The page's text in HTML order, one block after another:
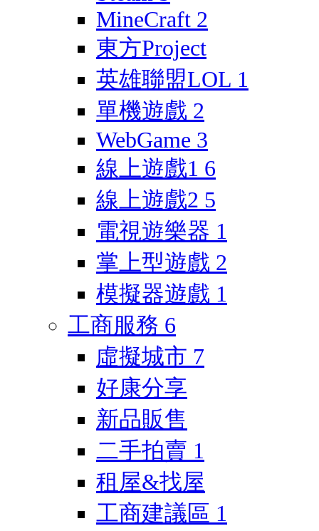
MineCraft 2
東方Project
英雄聯盟LOL 1
單機遊戲 2
WebGame 3
線上遊戲1 6
線上遊戲2 5
電視遊樂器 1
掌上型遊戲 2
模擬器遊戲 1
工商服務 6
虛擬城市 7
好康分享
新品販售
二手拍賣 1
租屋&找屋
工商建議區 1